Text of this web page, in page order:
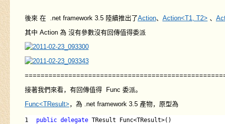
後來 在 .net framework 3.5 陸續推出了Action、 Action<T1, T2> 、
其中 Action 為 沒有參數沒有回傳值得委派
接著我們來看，有回傳值得 Func 委派。
Func<TResult> ，為 .net framework 3.5 產物，原型為
1 public delegate TResult Func<TResult>()